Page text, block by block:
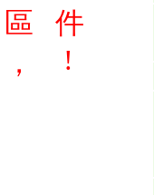
區
，
件
!